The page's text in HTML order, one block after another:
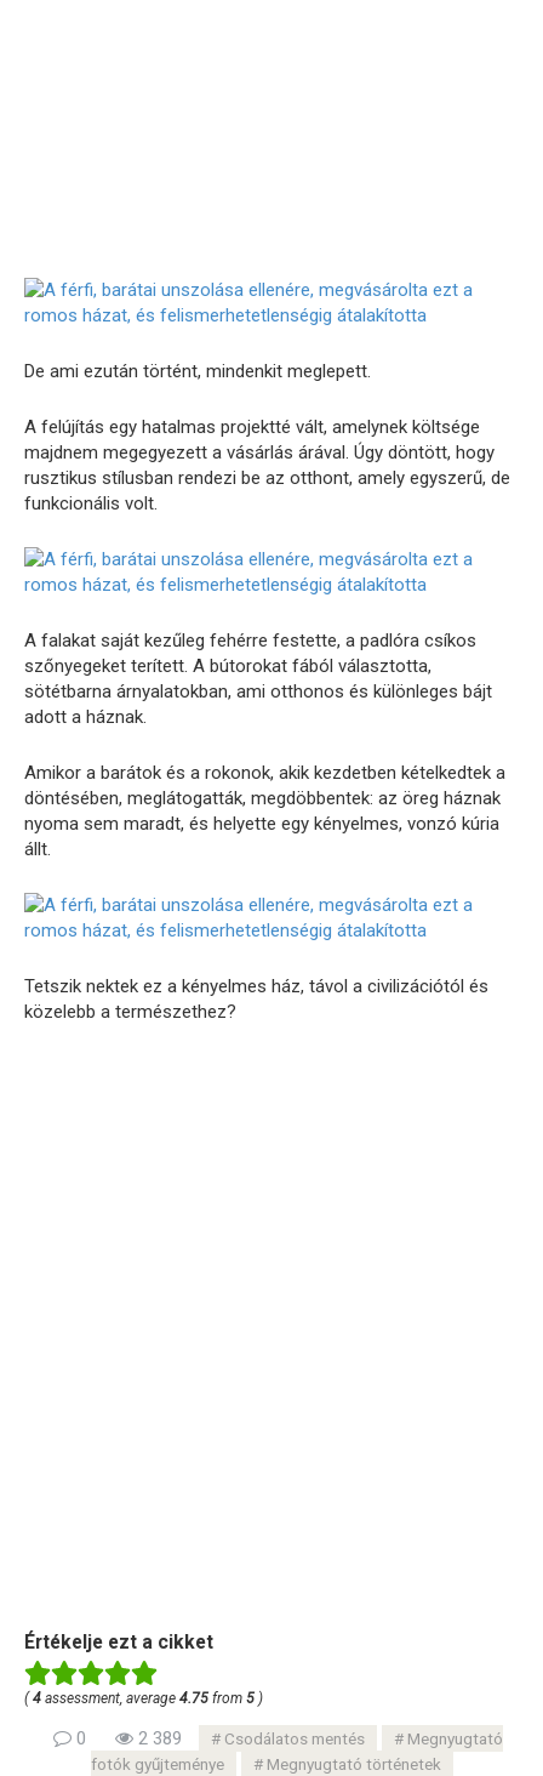
De ami ezután történt, mindenkit meglepett.
A felújítás egy hatalmas projektté vált, amelynek költsége
majdnem megegyezett a vásárlás árával. Úgy döntött, hogy
rusztikus stílusban rendezi be az otthont, amely egyszerű, de
funkcionális volt.
A falakat saját kezűleg fehérre festette, a padlóra csíkos
szőnyegeket terített. A bútorokat fából választotta,
sötétbarna árnyalatokban, ami otthonos és különleges bájt
adott a háznak.
Amikor a barátok és a rokonok, akik kezdetben kételkedtek a
döntésében, meglátogatták, megdöbbentek: az öreg háznak
nyoma sem maradt, és helyette egy kényelmes, vonzó kúria
állt.
Tetszik nektek ez a kényelmes ház, távol a civilizációtól és
közelebb a természethez?
Értékelje ezt a cikket
( 4 assessment, average 4.75 from 5 )
0 2 389 Csodálatos mentés
Megnyugtató
fotók gyűjteménye
Megnyugtató történetek